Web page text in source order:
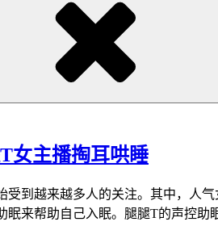
女主播掏耳哄睡
到越来越多人的关注。其中，人
来帮助自己入眠。腿腿T的声控